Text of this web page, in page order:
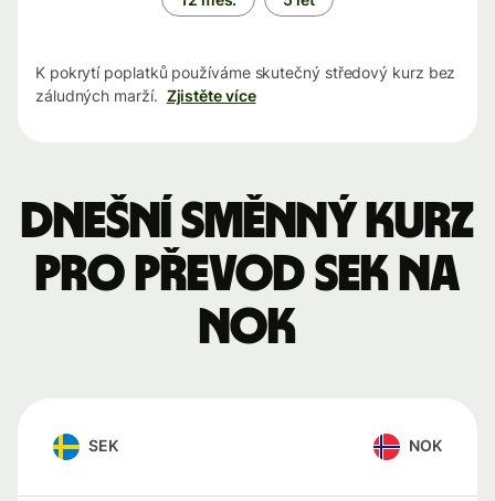
K pokrytí poplatků používáme skutečný středový kurz bez
záludných marží. Zjistěte více
Dnešní směnný kurz
pro převod SEK na
NOK
SEK NOK